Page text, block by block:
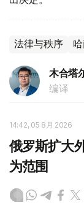
法律与秩序
木合塔
编译
14:42, 05 8月 2026
俄罗斯扩大
为范围